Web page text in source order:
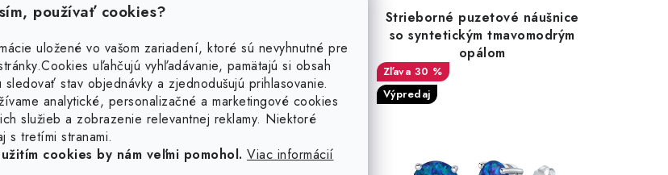
používať cookies?
uložené vo vašom zariadení, ktoré sú nevyhnutné pre
Cookies uľahčujú vyhľadávanie, pamätajú si obsah
sledovať stav objednávky a zjednodušujú prihlasovanie.
analytické, personalizačné a marketingové cookies
služieb a zobrazenie relevantnej reklamy. Niektoré
s tretími stranami.
cookies by nám veľmi pomohol. Viac informácií
so
29 %
Výpredaj
Strieborné puzetové náušnice
so syntetickým tmavomodrým
opálom
30 %
Výpredaj